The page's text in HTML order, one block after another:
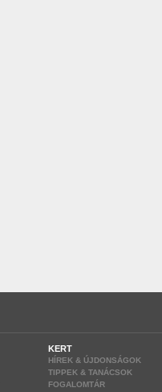
KERT
HÍREK & ÚJDONSÁGOK
TIPPEK & TANÁCSOK
FOGALOMTÁR